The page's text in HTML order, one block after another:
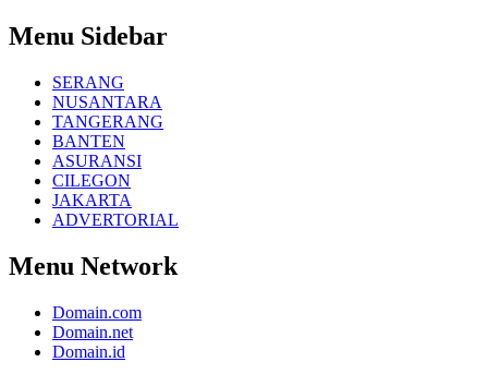
Menu Sidebar
SERANG
NUSANTARA
TANGERANG
BANTEN
ASURANSI
CILEGON
JAKARTA
ADVERTORIAL
Menu Network
Domain.com
Domain.net
Domain.id